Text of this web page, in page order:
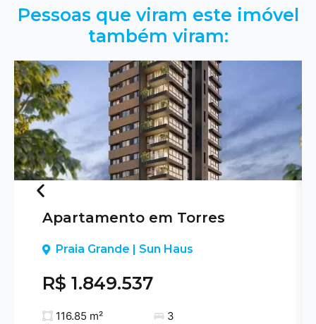
Pessoas que viram este imóvel
também viram:
Previous
Apartamento em Torres
Praia Grande | Sun Haus
R$ 1.849.537
116.85 m²
3